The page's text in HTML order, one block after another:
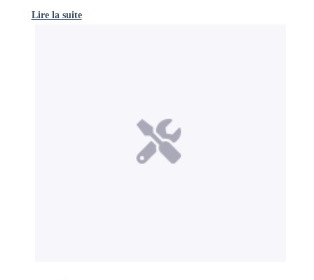
Lire la suite